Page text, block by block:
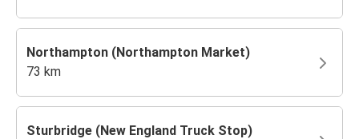
Northampton (Northampton Market)
73 km
Sturbridge (New England Truck Stop)